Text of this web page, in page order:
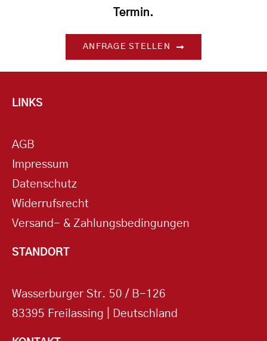
Termin.
ANFRAGE STELLEN
LINKS
AGB
Impressum
Datenschutz
Widerrufsrecht
Versand- & Zahlungsbedingungen
STANDORT
Wasserburger Str. 50 / B-126
83395 Freilassing | Deutschland